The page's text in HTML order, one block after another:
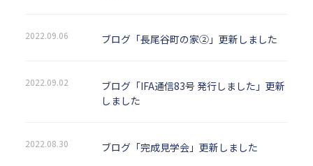
2022.09.06 ブログ「長尾谷町の家②」更新しました
2022.09.02
ブログ「IFA通信83号 発行しました」更新
しました
2022.08.30 ブログ「完成見学会」更新しました